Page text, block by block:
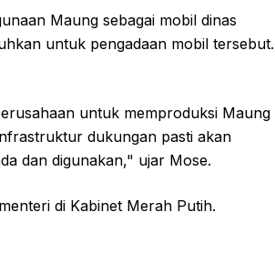
Maung sebagai mobil dinas
untuk pengadaan mobil tersebut.
untuk memproduksi Maung
dukungan pasti akan
dan digunakan," ujar Mose.
di Kabinet Merah Putih.